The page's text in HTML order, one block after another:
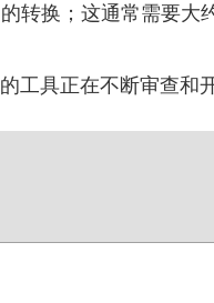
转换；这通常需要大
工具正在不断审查和